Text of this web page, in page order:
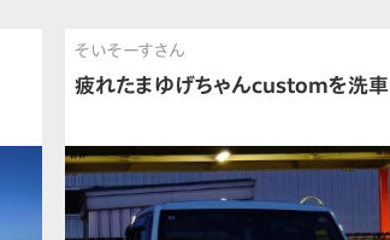
そいそーすさん
疲れたまゆげちゃんcustomを洗車